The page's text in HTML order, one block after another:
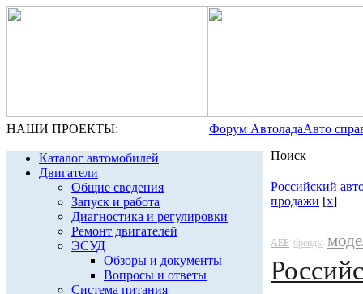
НАШИ ПРОЕКТЫ: Форум АвтоладаАвто
Каталог автомобилей
Двигатели
Общие сведения
Запуск и работа
Диагностика и регулировки
Ремонт двигателей
ЭСУД
Обзоры и документы
Вопросы и ответы
Система питания
Поиск
Российский
продажи [x]
АЕБ бренды